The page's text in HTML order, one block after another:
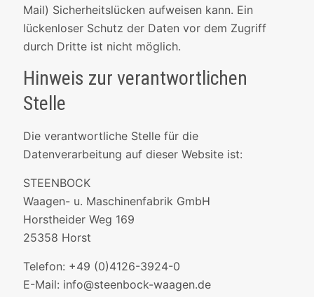
Mail) Sicherheitslücken aufweisen kann. Ein
lückenloser Schutz der Daten vor dem Zugriff
durch Dritte ist nicht möglich.
Hinweis zur verantwortlichen
Stelle
Die verantwortliche Stelle für die
Datenverarbeitung auf dieser Website ist:
STEENBOCK
Waagen- u. Maschinenfabrik GmbH
Horstheider Weg 169
25358 Horst
Telefon: +49 (0)4126-3924-0
E-Mail: info@steenbock-waagen.de